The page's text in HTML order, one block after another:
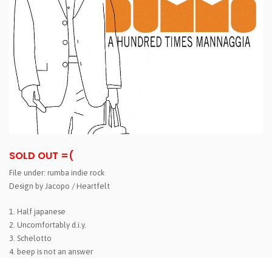
SOLD OUT =(
File under: rumba indie rock
Design by Jacopo / Heartfelt
1. Half japanese
2. Uncomfortably d.i.y.
3. Schelotto
4. beep is not an answer